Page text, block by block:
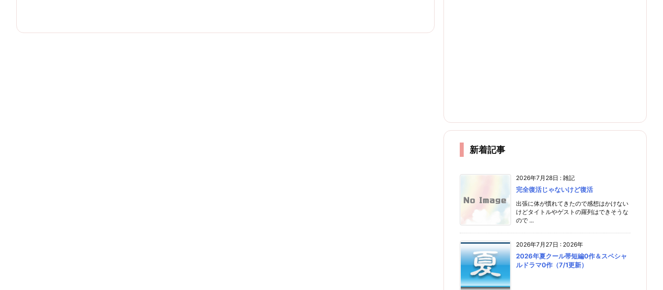
新着記事
2026年7月28日 : 雑記
完全復活じゃないけど復活
出張に体が慣れてきたので感想はかけない
けどタイトルやゲストの羅列はできそうな
ので ...
2026年7月27日 : 2026年
2026年夏クール帯短編0作＆スペシャ
ルドラマ0作（7/1更新）